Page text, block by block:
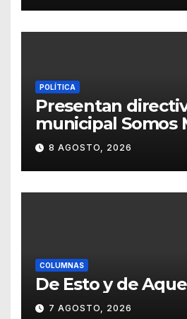
POLÍTICA
Presentan
municipal Somos
Guanajuato
8 AGOSTO, 2026
COLUMNAS
De Esto y de
7 AGOSTO, 2026